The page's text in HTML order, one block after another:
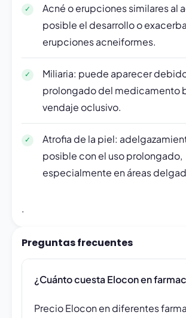
Acné o erupciones similares al
posible el desarrollo o
erupciones acneiformes.
Miliaria: puede aparecer
prolongado del medicamento
vendaje oclusivo.
Atrofia de la piel:
posible con el uso prolongado,
especialmente en áreas
.
Preguntas frecuentes
¿Cuánto cuesta Elocon en
Precio Elocon en diferentes